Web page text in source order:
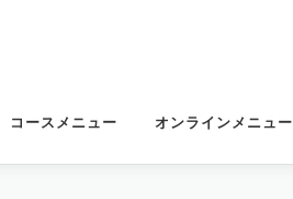
コースメニュー オンラインメニュー